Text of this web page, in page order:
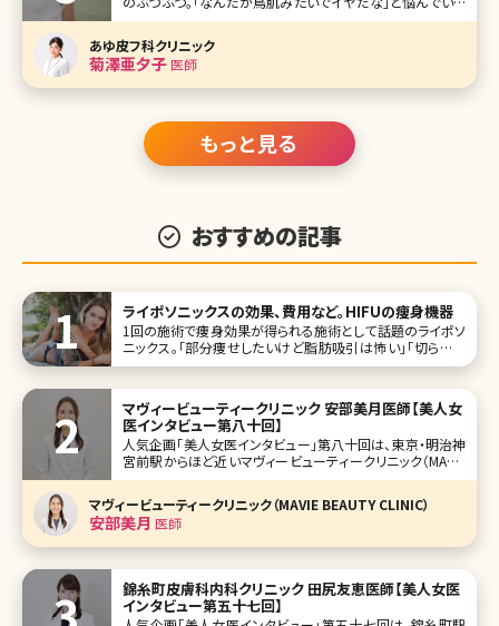
人も少なくないのではないでしょうか。ここの部分にぶつぶつ
があると、なかなか思うようにファッションも楽しめませんよ
ね。 ここでは、二の腕のぶつぶつの原因と治療方法について
解説していきますので、
あゆ皮フ科クリニック
菊澤亜夕子医師
もっと見る
おすすめの記事
ライポソニックスの効果、費用など。HIFUの痩身機器
1回の施術で痩身効果が得られる施術として話題のライポソ
ニックス。「部分痩せしたいけど脂肪吸引は怖い」「切らない
脂肪吸引って結局効果がないのでは?」そんな希望や疑問を
について詳しく解説して
マヴィービューティークリニック 安部美月医師【美人女
医インタビュー第八十回】
人気企画「美人女医インタビュー」第八十回は、東京・明治神
宮前駅からほど近いマヴィービューティークリニック（MAVIE
BEAUTY CLINIC）の安部美月（あべ みづき）先生です。 美容
皮膚科・美容外科、審美歯科、さらにはパーソナルジムまで完
備したマヴィービューティークリニック。抜群のアクセ
マヴィービューティークリニック（MAVIE BEAUTY CLINIC）
安部美月 医師
錦糸町皮膚科内科クリニック 田尻友恵医師【美人女医
インタビュー第五十七回】